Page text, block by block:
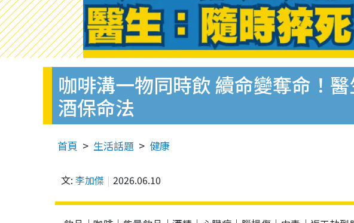
咖啡溝一物同時飲 續命變奪命！
酒保命法
首頁 生活話題 健康
文: 李加傑 2026.06.10